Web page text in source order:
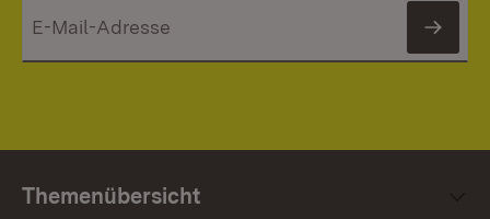
Themenübersicht